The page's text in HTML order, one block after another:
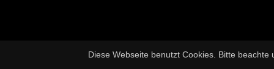
Diese Webseite benutzt Cookies. Bitte beachte